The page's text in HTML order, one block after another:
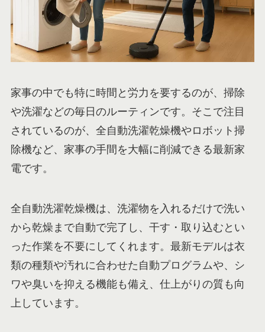
家事の中でも特に時間と労力を要するのが、掃除
や洗濯などの毎日のルーティンです。そこで注目
されているのが、全自動洗濯乾燥機やロボット掃
除機など、家事の手間を大幅に削減できる最新家
電です。
全自動洗濯乾燥機は、洗濯物を入れるだけで洗い
から乾燥まで自動で完了し、干す・取り込むとい
った作業を不要にしてくれます。最新モデルは衣
類の種類や汚れに合わせた自動プログラムや、シ
ワや臭いを抑える機能も備え、仕上がりの質も向
上しています。